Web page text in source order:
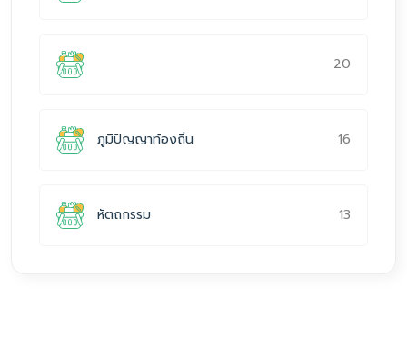
20
ภูมิปัญญาท้องถิ่น 16
หัตถกรรม 13